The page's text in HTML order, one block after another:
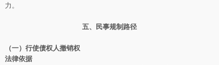
力。
五、民事规制路径
（一）行使债权人撤销权
法律依据